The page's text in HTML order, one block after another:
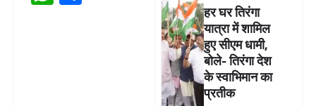
हर घर तिरंगा
यात्रा में शामिल
हुए सीएम धामी,
बोले- तिरंगा देश
के स्वाभिमान का
प्रतीक